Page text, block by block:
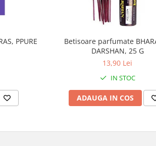
PPURE
Betisoare parfumate
DARSHAN, 25 G
13,90 Lei
IN STOC
ADAUGA IN COS